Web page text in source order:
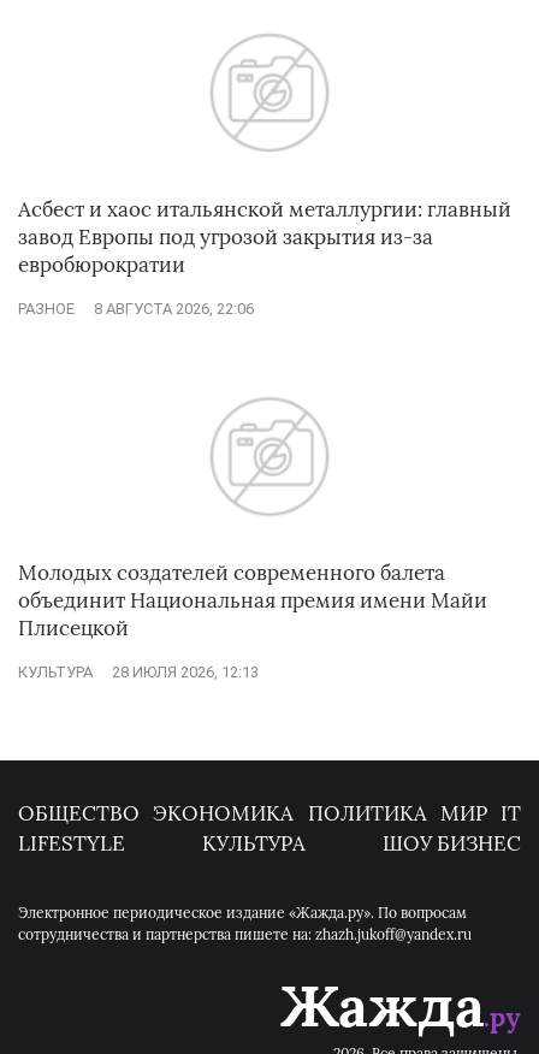
Асбест и хаос итальянской металлургии: главный
завод Европы под угрозой закрытия из-за
евробюрократии
РАЗНОЕ 8 АВГУСТА 2026, 22:06
Молодых создателей современного балета
объединит Национальная премия имени Майи
Плисецкой
КУЛЬТУРА 28 ИЮЛЯ 2026, 12:13
ОБЩЕСТВО ЭКОНОМИКА ПОЛИТИКА МИР IT
LIFESTYLE
КУЛЬТУРА ШОУ БИЗНЕС
Электронное периодическое издание «Жажда.ру». По вопросам
сотрудничества и партнерства пишете на: zhazh.jukoff@yandex.ru